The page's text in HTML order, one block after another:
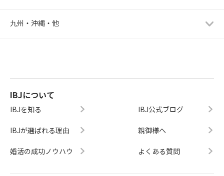
九州・沖縄・他
IBJについて
IBJを知る
IBJが選ばれる理由
婚活の成功ノウハウ
IBJ公式ブログ
親御様へ
よくある質問